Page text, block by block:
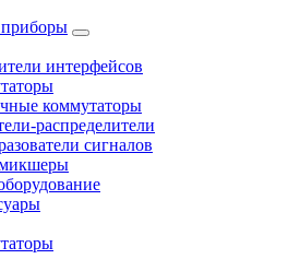
интерфейсов
коммутаторы
распределители
сигналов